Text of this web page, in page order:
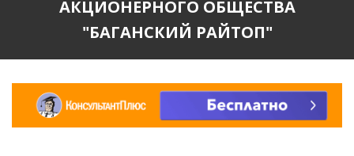
АКЦИОНЕРНОГО ОБЩЕСТВА
"БАГАНСКИЙ РАЙТОП"